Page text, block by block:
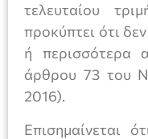
τελευταίου
προκύπτει ότι
ή περισσότερα
άρθρου 73 του
2016).
Επισημαίνεται